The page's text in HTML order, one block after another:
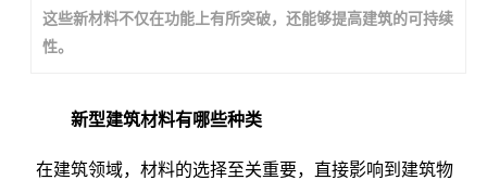
这些新材料不仅在功能上有所突破，还能够提高建筑的可持续
性。
新型建筑材料有哪些种类
在建筑领域，材料的选择至关重要，直接影响到建筑物